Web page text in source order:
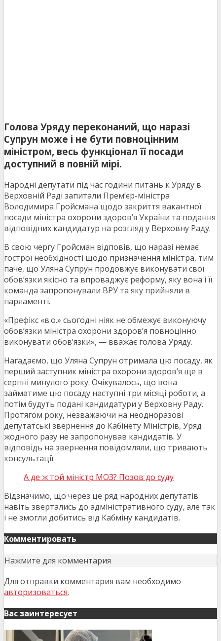
Голова Уряду переконаний, що наразі
Супрун може і не бути повноцінним
міністром, весь функціонал її посади
доступний в повній мірі.
Народні депутати під час години питань к Уряду в
Верховній Раді запитали Прем’єр-міністра
Володимира Гройсмана щодо закриття вакантної
посади міністра охорони здоров’я України та подання
відповідних кандидатур на розгляд у Верховну Раду.
В свою чергу Гройсман відповів, що наразі немає
гострої необхідності щодо призначення міністра, тим
паче, що Уляна Супрун продовжує виконувати свої
обов’язки якісно та впроваджує реформу, яку вона і її
команда запропонували ВРУ та яку прийняли в
парламенті.
«Префікс «в.о.» сьогодні ніяк не обмежує виконуючу
обов’язки міністра охорони здоров’я повноцінно
виконувати обов’язки», — вважає голова Уряду.
Нагадаємо, що Уляна Супрун отримала цю посаду, як
перший заступник міністра охорони здоров’я ще в
серпні минулого року. Очікувалось, що вона
займатиме цю посаду наступні три місяці роботи, а
потім будуть подані кандидатури у Верховну Раду.
Протягом року, незважаючи на неодноразові
депутатські звернення до Кабінету Міністрів, Уряд
жодного разу не запропонував кандидатів. У
відповідь на звернення повідомляли, що тривають
консультації.
А де ж той міністр МОЗ? Позов до суду
Відзначимо, що через це ряд народних депутатів
навіть звертались до адміністративного суду, але так
і не змогли добитись від Кабміну кандидатів.
Комментировать
Нажмите для комментария
Для отправки комментария вам необходимо
авторизоваться.
Вас заинтересует